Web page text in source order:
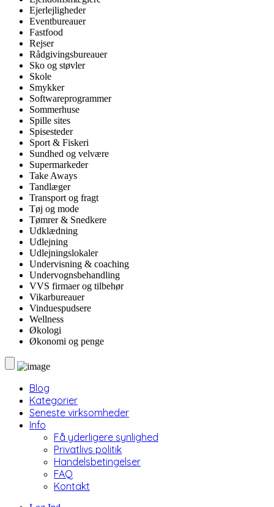
Ejerlejligheder
Eventbureauer
Fastfood
Rejser
Rådgivingsbureauer
Sko og støvler
Skole
Smykker
Softwareprogrammer
Sommerhuse
Spille sites
Spisesteder
Sport & Fiskeri
Sundhed og velvære
Supermarkeder
Take Aways
Tandlæger
Transport og fragt
Tøj og mode
Tømrer & Snedkere
Udklædning
Udlejning
Udlejningslokaler
Undervisning & coaching
Undervognsbehandling
VVS firmaer og tilbehør
Vikarbureauer
Vinduespudsere
Wellness
Økologi
Økonomi og penge
Blog
Kategorier
Seneste virksomheder
Info
Få yderligere synlighed
Privatlivs politik
Handelsbetingelser
FAQ
Kontakt